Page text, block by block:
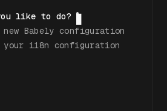
like to do?
Babely configuration
your i18n configuration